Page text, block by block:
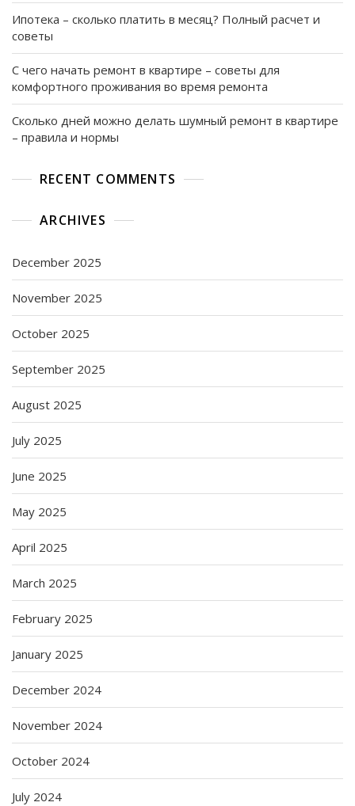
Ипотека – сколько платить в месяц? Полный расчет и
советы
С чего начать ремонт в квартире – советы для
комфортного проживания во время ремонта
Сколько дней можно делать шумный ремонт в квартире
– правила и нормы
RECENT COMMENTS
ARCHIVES
December 2025
November 2025
October 2025
September 2025
August 2025
July 2025
June 2025
May 2025
April 2025
March 2025
February 2025
January 2025
December 2024
November 2024
October 2024
July 2024